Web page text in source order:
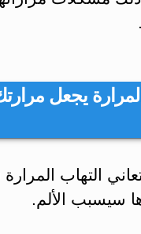
يجعل
التهاب
سيسبب الألم.